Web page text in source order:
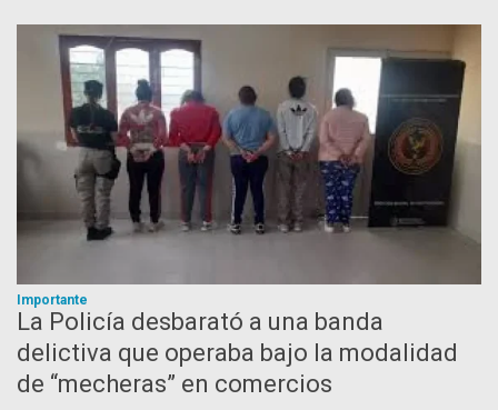
Importante
La Policía desbarató a una banda
delictiva que operaba bajo la modalidad
de “mecheras” en comercios